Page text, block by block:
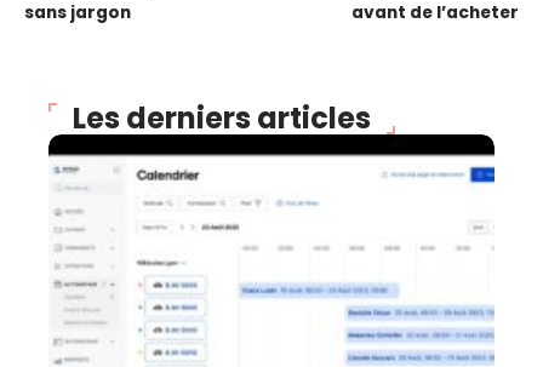
sans jargon
avant de l’acheter
Les derniers articles